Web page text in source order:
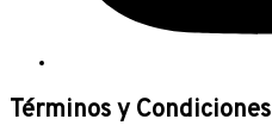
Términos y Condiciones